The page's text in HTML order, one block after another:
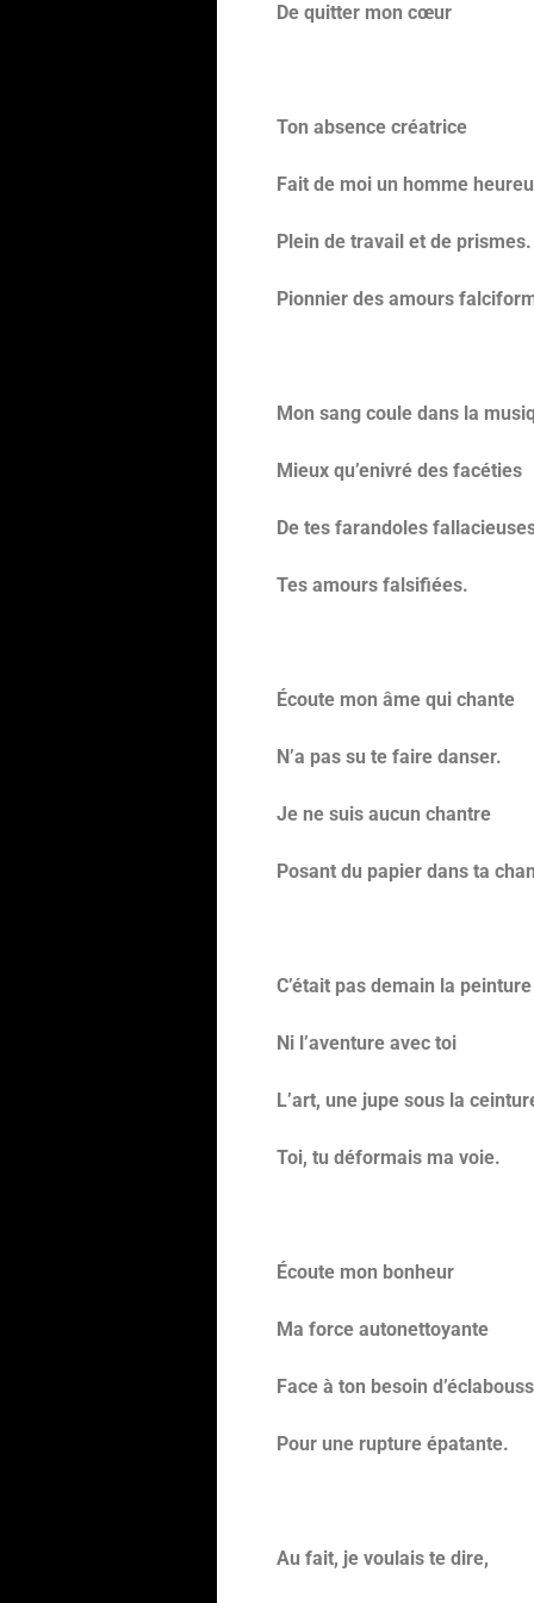
De quitter mon cœur
Ton absence créatrice
Fait de moi un homme
Plein de travail et de prismes.
Pionnier des amours
Mon sang coule dans la
Mieux qu’enivré des facéties
De tes farandoles
Tes amours falsifiées.
Écoute mon âme qui chante
N’a pas su te faire danser.
Je ne suis aucun chantre
Posant du papier dans ta
C’était pas demain la peinture
Ni l’aventure avec toi
L’art, une jupe sous la
Toi, tu déformais ma voie.
Écoute mon bonheur
Ma force autonettoyante
Face à ton besoin
Pour une rupture épatante.
Au fait, je voulais te dire,